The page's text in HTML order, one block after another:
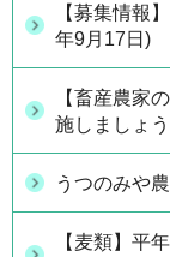
【募集情報
年9月17日)
【畜産農家
施しましょう
うつのみや
【麦類】平